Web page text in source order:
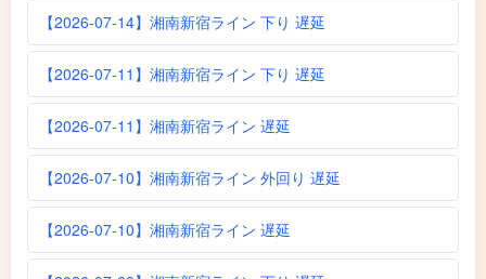
【2026-07-14】湘南新宿ライン 下り 遅延
【2026-07-11】湘南新宿ライン 下り 遅延
【2026-07-11】湘南新宿ライン 遅延
【2026-07-10】湘南新宿ライン 外回り 遅延
【2026-07-10】湘南新宿ライン 遅延